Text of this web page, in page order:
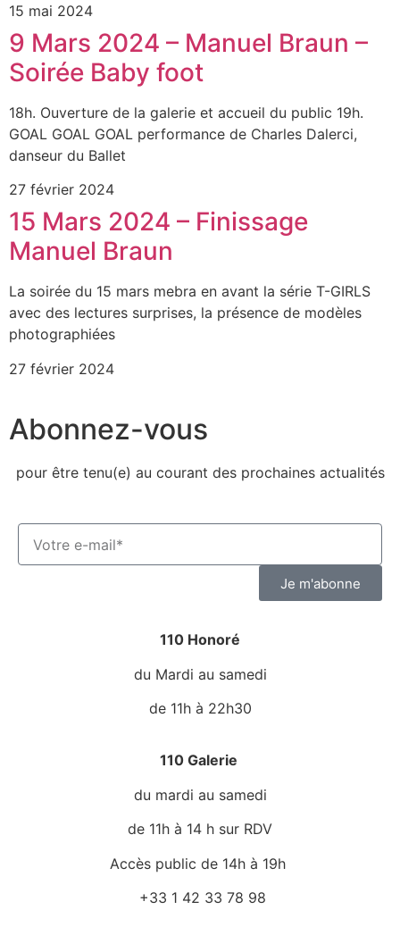
15 mai 2024
9 Mars 2024 – Manuel Braun –
Soirée Baby foot
18h. Ouverture de la galerie et accueil du public 19h.
GOAL GOAL GOAL performance de Charles Dalerci,
danseur du Ballet
27 février 2024
15 Mars 2024 – Finissage
Manuel Braun
La soirée du 15 mars mebra en avant la série T-GIRLS
avec des lectures surprises, la présence de modèles
photographiées
27 février 2024
Abonnez-vous
pour être tenu(e) au courant des prochaines actualités
Je m'abonne
110 Honoré
du Mardi au samedi
de 11h à 22h30
110 Galerie
du mardi au samedi
de 11h à 14 h sur RDV
Accès public de 14h à 19h
+33 1 42 33 78 98